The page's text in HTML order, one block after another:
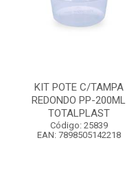
KIT POTE C/TAMPA
REDONDO PP-200ML
TOTALPLAST
Código: 25839
EAN: 7898505142218